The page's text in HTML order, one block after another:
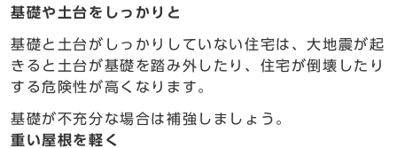
基礎や土台をしっかりと
基礎と土台がしっかりしていない住宅は、大地震が起
きると土台が基礎を踏み外したり、住宅が倒壊したり
する危険性が高くなります。
基礎が不充分な場合は補強しましょう。
重い屋根を軽く